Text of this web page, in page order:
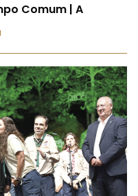
Comum | A